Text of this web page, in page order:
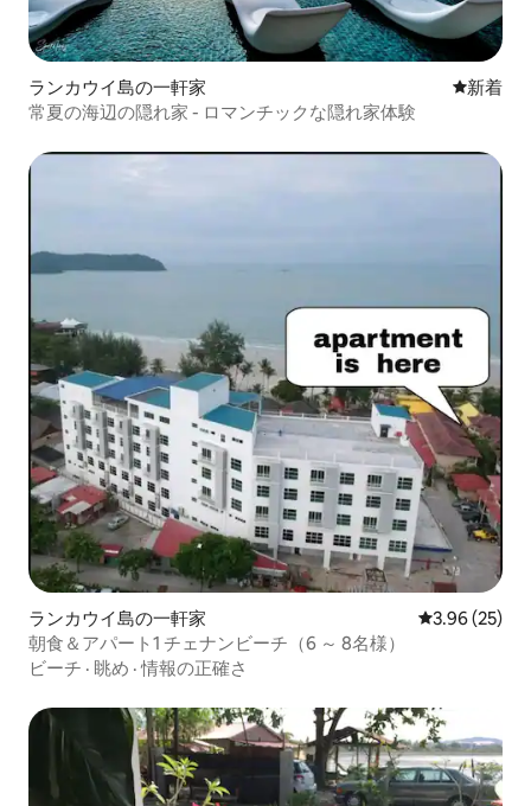
ランカウイ島の一軒家 新しい宿
新着
常夏の海辺の隠れ家 - ロマンチックな隠れ家体験
ランカウイ島の一軒家 レビュー25
3.96 (25)
朝食＆アパート1 チェナンビーチ（6 ～ 8名様）
ビーチ · 眺め ·情報の正確さ